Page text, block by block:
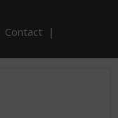
Contact |